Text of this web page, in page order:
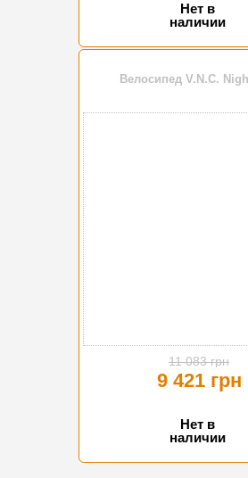
Нет в
наличии
Велосипед V.N.C.
11 083 грн
9 421 грн
Нет в
наличии